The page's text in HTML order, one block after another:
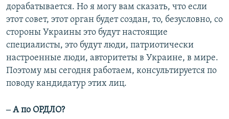
дорабатывается. Но я могу вам сказать, что если
этот совет, этот орган будет создан, то, безусловно, со
стороны Украины это будут настоящие
специалисты, это будут люди, патриотически
настроенные люди, авторитеты в Украине, в мире.
Поэтому мы сегодня работаем, консультируется по
поводу кандидатур этих лиц.
‒ А по ОРДЛО?